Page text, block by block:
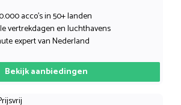
acco’s in 50+ landen
vertrekdagen en luchthavens
expert van Nederland
Bekijk aanbiedingen